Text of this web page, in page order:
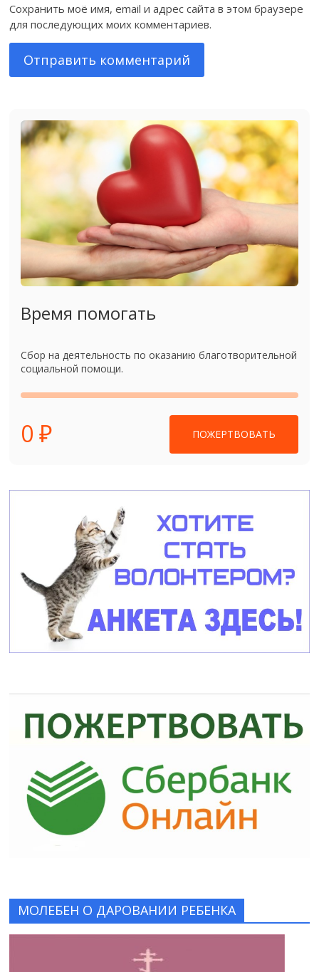
Сохранить моё имя, email и адрес сайта в этом браузере
для последующих моих комментариев.
Время помогать
Сбор на деятельность по оказанию благотворительной
социальной помощи.
0 ₽ ПОЖЕРТВОВАТЬ
МОЛЕБЕН О ДАРОВАНИИ РЕБЕНКА